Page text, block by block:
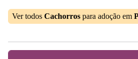
Ver todos Cachorros para adoção em